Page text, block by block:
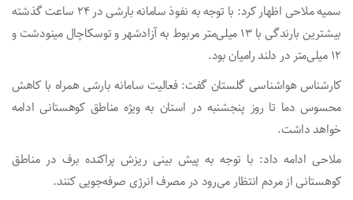
سمیه ملاحی اظهار کرد: با توجه به نفوذ سامانه بارشی در ۲۴ ساعت گذشته
بیشترین بارندگی با ۱۳ میلی‌متر مربوط به آزادشهر و توسکاچال مینودشت و
۱۲ میلی‌متر در دلند رامیان بود.
کارشناس هواشناسی گلستان گفت: فعالیت سامانه بارشی همراه با کاهش
محسوس دما تا روز پنجشنبه در استان به ویژه مناطق کوهستانی ادامه
خواهد داشت.
ملاحی ادامه داد: با توجه به پیش بینی ریزش پراکنده برف در مناطق
کوهستانی از مردم انتظار می‌رود در مصرف انرژی صرفه‌جویی کنند.